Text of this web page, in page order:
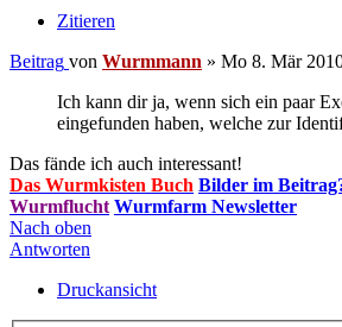
Zitieren
Beitrag von Wurmmann » Mo 8. Mär
Ich kann dir ja, wenn sich ein paar
eingefunden haben, welche zur
Das fände ich auch interessant!
Das Wurmkisten Buch Bilder im
Wurmflucht Wurmfarm Newsletter
Nach oben
Antworten
Druckansicht